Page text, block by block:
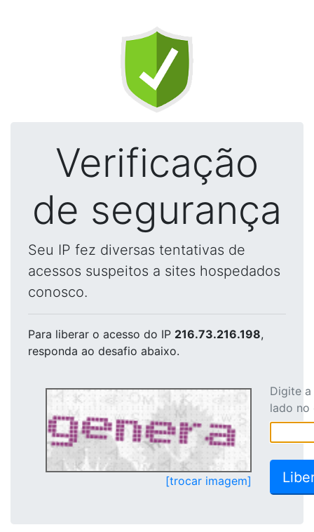
Verificação
de segurança
Seu IP fez diversas tentativas de
acessos suspeitos a sites hospedados
conosco.
Para liberar o acesso do IP 216.73.216.198,
responda ao desafio abaixo.
[trocar imagem]
Digite
lado no